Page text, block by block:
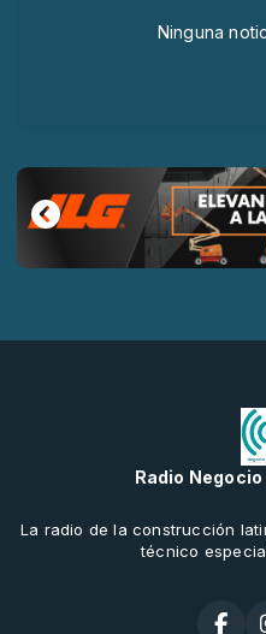
Ninguna
Radio
La radio de la construcción
técnico